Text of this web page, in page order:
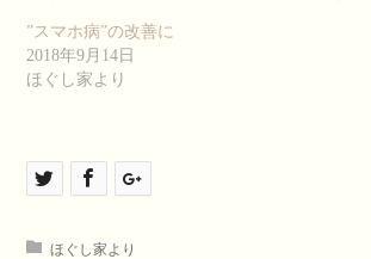
”スマホ病”の改善に
2018年9月14日
ほぐし家より
ほぐし家より